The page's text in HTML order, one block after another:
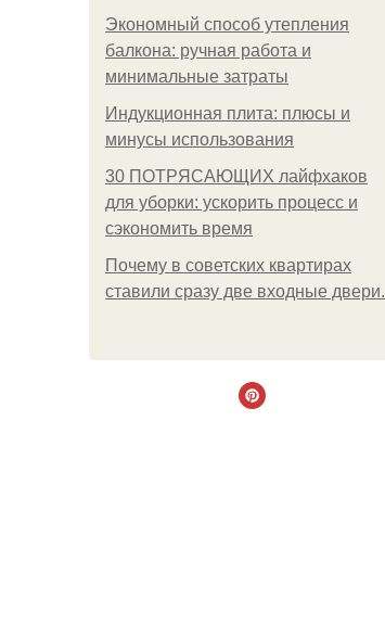
Экономный способ утепления
балкона: ручная работа и
минимальные затраты
Индукционная плита: плюсы и
минусы использования
30 ПОТРЯСАЮЩИХ лайфхаков
для уборки: ускорить процесс и
сэкономить время
Почему в советских квартирах
ставили сразу две входные двери.